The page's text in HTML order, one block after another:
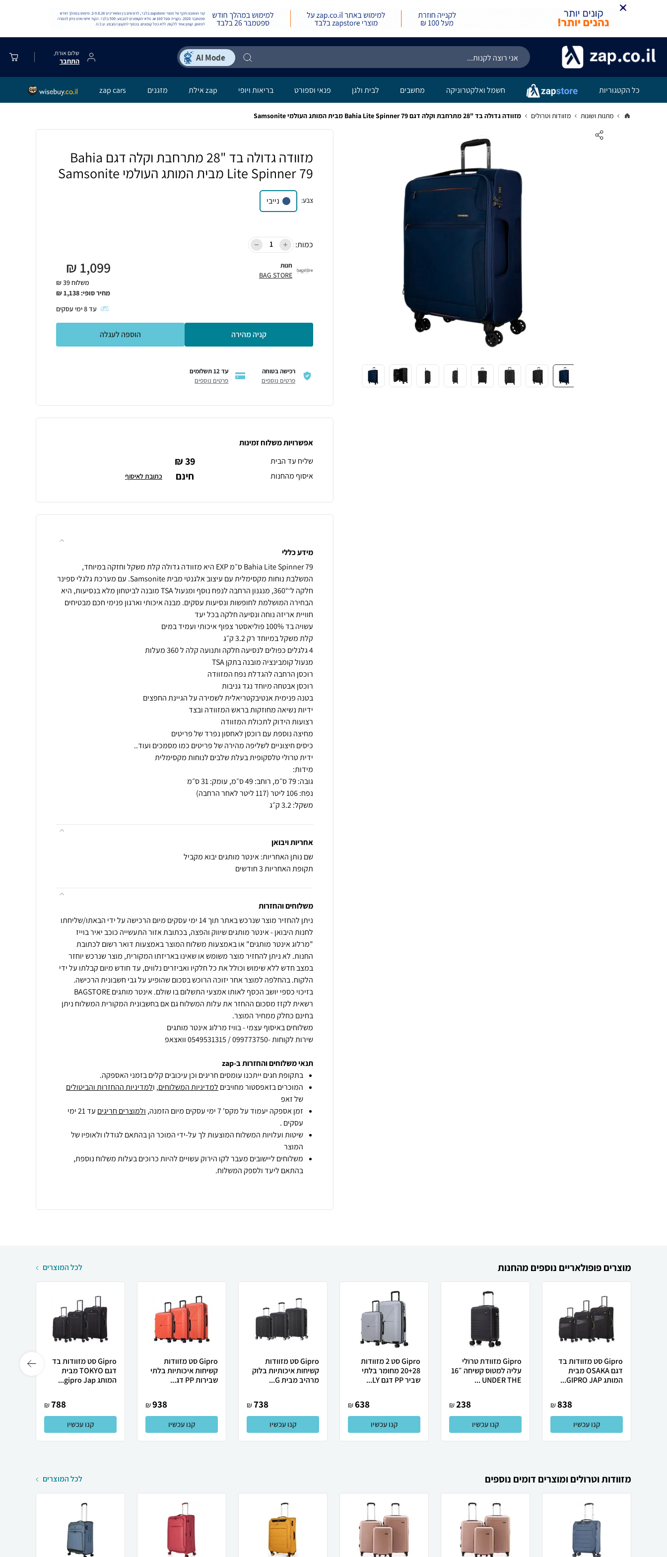
שלום אורח,
התחבר
כל הקטגוריות חשמל ואלקטרוניקה מחשבים לבית ולגן פנאי וספורט בריאות ויופי zap אילת מזגנים zap cars
מתנות ושונות מזוודות וטרולים מזוודה גדולה בד "28 מתרחבת וקלה דגם Bahia Lite Spinner 79 מבית המותג העולמי Samsonite
מזוודה גדולה בד "28 מתרחבת וקלה דגם Bahia
Lite Spinner 79 מבית המותג העולמי Samsonite
צבע: נייבי
כמות:
חנות
BAG STORE
1,099
₪
משלוח 39 ₪
מחיר סופי: 1,138
₪
עד8ימי עסקים
קניה מהירה הוספה לעגלה
רכישה בטוחה
פרטים נוספים
עד 12 תשלומים
פרטים נוספים
אפשרויות משלוח זמינות
שליח עד הבית
39 ₪
איסוף מהחנות חינם כתובת לאיסוף
מידע כללי
Bahia Lite Spinner 79 ס״מ EXP היא מזוודה גדולה קלת משקל וחזקה במיוחד,
המשלבת נוחות מקסימלית עם עיצוב אלגנטי מבית Samsonite. עם מערכת גלגלי ספינר
חלקה ל־360°, מנגנון הרחבה לנפח נוסף ומנעול TSA מובנה לביטחון מלא בנסיעות, היא
הבחירה המושלמת לחופשות ונסיעות עסקים. מבנה איכותי וארגון פנימי חכם מבטיחים
משקל: 3.2 ק״ג
אחריות ויבואן
שם נותן האחריות: אינטר מותגים יבוא מקביל
תקופת האחריות 3 חודשים
משלוחים והחזרות
ניתן להחזיר מוצר שנרכש באתר תוך 14 ימי עסקים מיום הרכישה על ידי הבאתו/שליחתו
לחנות היבואן - אינטר מותגים שיווק והפצה, בכתובת אזור התעשייה כוכב יאיר בוייז
"מרלוג אינטר מותגים" או באמצעות משלוח המוצר באמצעות דואר רשום לכתובת
החנות. לא ניתן להחזיר מוצר משומש או שאינו באריזתו המקורית, מוצר שנרכש יוחזר
במצב חדש ללא שימוש וכולל את כל חלקיו ואביזרים נלווים, עד חודש מיום קבלתו על ידי
הלקוח. בהחלפה למוצר אחר יזוכה הרוכש בסכום שהופיע על גבי חשבונית הרכישה.
בזיכוי כספי יושב הכסף לאותו אמצעי התשלום בו שולם. אינטר מותגים BAGSTORE
רשאית לקזז מסכום ההחזר את עלות המשלוח גם אם בחשבונית המקורית המשלוח ניתן
שירות לקוחות -099773750 / 0549531315 וואצאפ
תנאי משלוחים והחזרות ב-zap
בתקופת חגים ייתכנו עומסים חריגים וכן עיכובים קלים בזמני האספקה.
המוכרים בזאפסטור מחויבים למדיניות המשלוחים, ולמדיניות ההחזרות והביטולים
של זאפ
זמן אספקה יעמוד על מקס' 7 ימי עסקים מיום הזמנה,
ולמוצרים חריגים
עד 21 ימי
עסקים .
שיטות ועלויות המשלוח המוצעות לך על-ידי המוכר הן בהתאם לגודלו ולאופיו של
המוצר
משלוחים ליישובים מעבר לקו הירוק עשויים להיות כרוכים בעלות משלוח נוספת,
בהתאם ליעד ולספק המשלוח.
מוצרים פופולאריים נוספים מהחנות לכל המוצרים
Gipro סט מזוודות בד
דגם OSAKA מבית
המותג GIPRO JAP...
838
₪
קנו עכשיו
Gipro מזוודת טרולי
עליה למטוס קשיחה ״16
UNDER THE ...
238
₪
קנו עכשיו
Gipro סט 2 מזוודות
20+28 מחומר בלתי
שביר PP דגם LY...
638
₪
קנו עכשיו
Gipro סט מזוודות
קשיחות איכותיות בלוק
מרהיב מבית G...
738
₪
קנו עכשיו
Gipro סט מזוודות
קשיחות איכותיות בלתי
שבירות PP דג...
938
₪
קנו עכשיו
Gipro סט מזוודות בד
דגם TOKYO מבית
המותג gipro Jap...
788
₪
קנו עכשיו
מזוודות וטרולים ומוצרים דומים נוספים לכל המוצרים